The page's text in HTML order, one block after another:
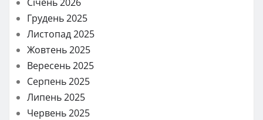
Грудень 2025
Листопад 2025
Жовтень 2025
Вересень 2025
Серпень 2025
Липень 2025
Червень 2025